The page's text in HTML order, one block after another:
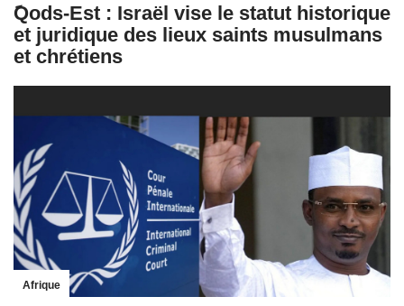
َQods-Est : Israël vise le statut historique
et juridique des lieux saints musulmans
et chrétiens
Afrique